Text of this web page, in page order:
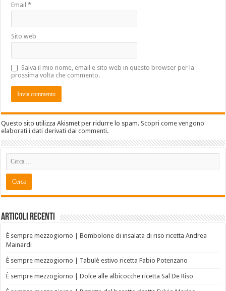
Email*
Sito web
Salva il mio nome, email e sito web in questo browser per la
prossima volta che commento.
Questo sito utilizza Akismet per ridurre lo spam.Scopri come vengono
elaborati i dati derivati dai commenti.
Articoli recenti
È sempre mezzogiorno | Bombolone di insalata di riso ricetta Andrea
Mainardi
È sempre mezzogiorno | Tabulè estivo ricetta Fabio Potenzano
È sempre mezzogiorno | Dolce alle albicocche ricetta Sal De Riso